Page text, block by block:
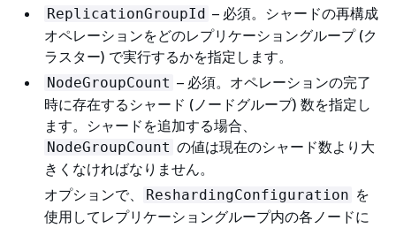
ReplicationGroupId – 必須。シャードの再構成
オペレーションをどのレプリケーショングループ (ク
ラスター) で実行するかを指定します。
NodeGroupCount – 必須。オペレーションの完了
時に存在するシャード (ノードグループ) 数を指定し
ます。シャードを追加する場合、
NodeGroupCount の値は現在のシャード数より大
きくなければなりません。
オプションで、
ReshardingConfiguration を
使用してレプリケーショングループ内の各ノードに